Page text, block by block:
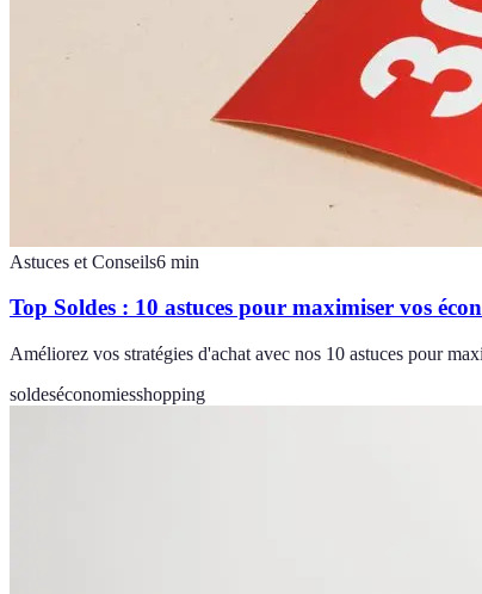
Astuces et Conseils6 min
Top Soldes : 10 astuces pour maximiser vos
Améliorez vos stratégies d'achat avec nos 10 astuces pour
soldeséconomiesshopping